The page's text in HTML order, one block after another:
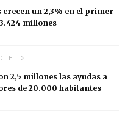
un 2,3% en el primer
millones
2,5 millones las ayudas a
de 20.000 habitantes